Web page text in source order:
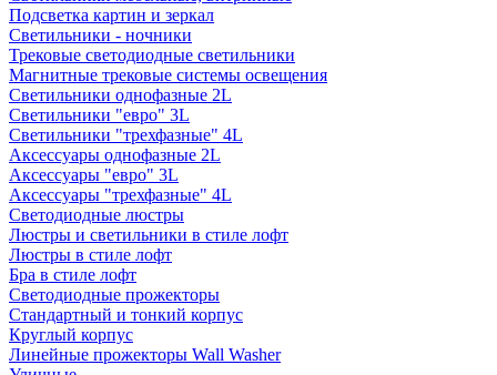
Подсветка картин и зеркал
Светильники - ночники
Трековые светодиодные светильники
Магнитные трековые системы освещения
Светильники однофазные 2L
Светильники "евро" 3L
Светильники "трехфазные" 4L
Аксессуары однофазные 2L
Аксессуары "евро" 3L
Аксессуары "трехфазные" 4L
Светодиодные люстры
Люстры и светильники в стиле лофт
Люстры в стиле лофт
Бра в стиле лофт
Светодиодные прожекторы
Стандартный и тонкий корпус
Круглый корпус
Линейные прожекторы Wall Washer